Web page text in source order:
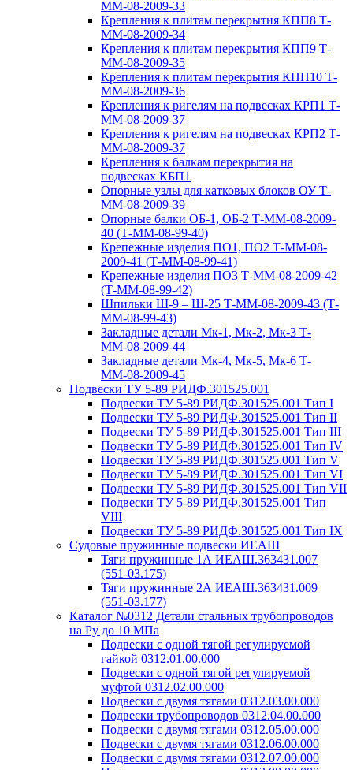
ММ-08-2009-33
Крепления к плитам перекрытия КПП8 Т-
ММ-08-2009-34
Крепления к плитам перекрытия КПП9 Т-
ММ-08-2009-35
Крепления к плитам перекрытия КПП10 Т-
ММ-08-2009-36
Крепления к ригелям на подвесках КРП1 Т-
ММ-08-2009-37
Крепления к ригелям на подвесках КРП2 Т-
ММ-08-2009-37
Крепления к балкам перекрытия на
подвесках КБП1
Опорные узлы для катковых блоков ОУ Т-
ММ-08-2009-39
Опорные балки ОБ-1, ОБ-2 Т-ММ-08-2009-
40 (Т-ММ-08-99-40)
Крепежные изделия ПО1, ПО2 Т-ММ-08-
2009-41 (Т-ММ-08-99-41)
Крепежные изделия ПО3 Т-ММ-08-2009-42
(Т-ММ-08-99-42)
Шпильки Ш-9 – Ш-25 Т-ММ-08-2009-43 (Т-
ММ-08-99-43)
Закладные детали Мк-1, Мк-2, Мк-3 Т-
ММ-08-2009-44
Закладные детали Мк-4, Мк-5, Мк-6 Т-
ММ-08-2009-45
Подвески ТУ 5-89 РИДФ.301525.001
Подвески ТУ 5-89 РИДФ.301525.001 Тип I
Подвески ТУ 5-89 РИДФ.301525.001 Тип II
Подвески ТУ 5-89 РИДФ.301525.001 Тип III
Подвески ТУ 5-89 РИДФ.301525.001 Тип IV
Подвески ТУ 5-89 РИДФ.301525.001 Тип V
Подвески ТУ 5-89 РИДФ.301525.001 Тип VI
Подвески ТУ 5-89 РИДФ.301525.001 Тип VII
Подвески ТУ 5-89 РИДФ.301525.001 Тип
VIII
Подвески ТУ 5-89 РИДФ.301525.001 Тип IX
Судовые пружинные подвески ИЕАШ
Тяги пружинные 1А ИЕАШ.363431.007
(551-03.175)
Тяги пружинные 2А ИЕАШ.363431.009
(551-03.177)
Каталог №0312 Детали стальных трубопроводов
на Ру до 10 МПа
Подвески с одной тягой регулируемой
гайкой 0312.01.00.000
Подвески с одной тягой регулируемой
муфтой 0312.02.00.000
Подвески с двумя тягами 0312.03.00.000
Подвески трубопроводов 0312.04.00.000
Подвески с двумя тягами 0312.05.00.000
Подвески с двумя тягами 0312.06.00.000
Подвески с двумя тягами 0312.07.00.000